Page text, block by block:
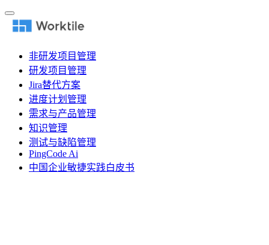
非研发项目管理
研发项目管理
Jira替代方案
进度计划管理
需求与产品管理
知识管理
测试与缺陷管理
PingCode Ai
中国企业敏捷实践白皮书